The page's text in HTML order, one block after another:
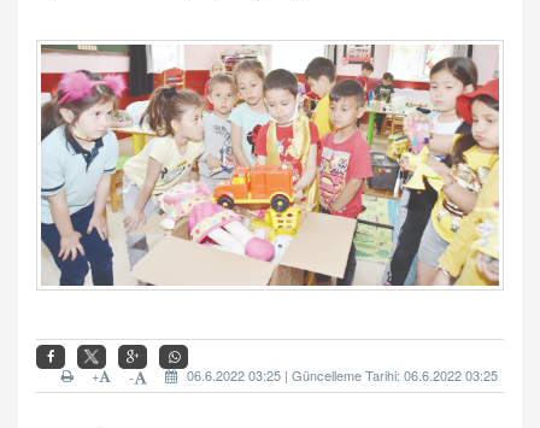
06.6.2022 03:25 | Güncelleme Tarihi: 06.6.2022 03:25
-
+